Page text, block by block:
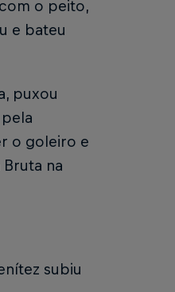
o peito,
e bateu
puxou
o goleiro e
na
subiu